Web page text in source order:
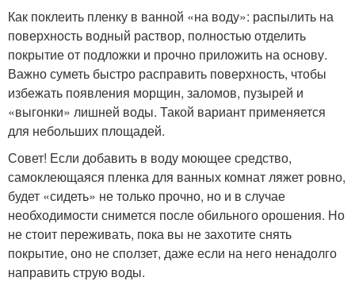
Как поклеить пленку в ванной «на воду»: распылить на
поверхность водный раствор, полностью отделить
покрытие от подложки и прочно приложить на основу.
Важно суметь быстро расправить поверхность, чтобы
избежать появления морщин, заломов, пузырей и
«выгонки» лишней воды. Такой вариант применяется
для небольших площадей.
Совет! Если добавить в воду моющее средство,
самоклеющаяся пленка для ванных комнат ляжет ровно,
будет «сидеть» не только прочно, но и в случае
необходимости снимется после обильного орошения. Но
не стоит переживать, пока вы не захотите снять
покрытие, оно не сползет, даже если на него ненадолго
направить струю воды.